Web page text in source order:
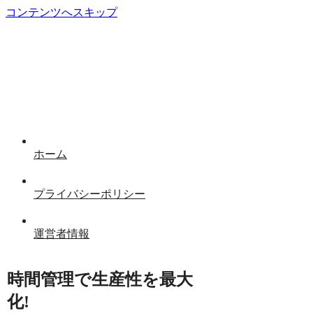
コンテンツへスキップ
ホーム
プライバシーポリシー
運営者情報
時間管理で生産性を最大
化!